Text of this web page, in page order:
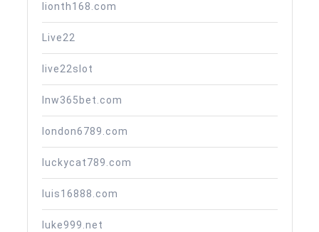
lionth168.com
Live22
live22slot
lnw365bet.com
london6789.com
luckycat789.com
luis16888.com
luke999.net